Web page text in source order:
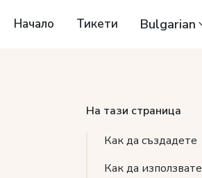
Начало Тикети Bulgarian
На тази страница
Как да създадете
Как да използвате